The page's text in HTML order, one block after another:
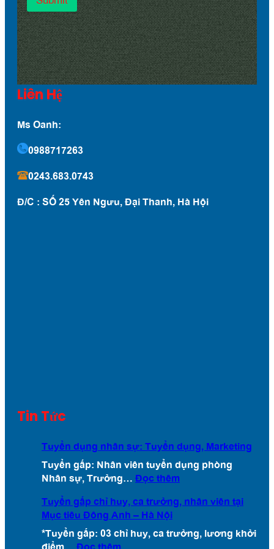
Liên Hệ
Ms Oanh:
0988717263
0243.683.0743
Đ/C : SỐ 25 Yên Ngưu, Đại Thanh, Hà Hội
Tin Tức
Tuyển dụng nhân sự: Tuyển dụng, Marketing
Tuyển gấp: Nhân viên tuyển dụng phòng
Nhân sự, Trưởng… Đọc thêm
u
ể
Tuyển gấp chỉ huy, ca trưởng, nhân viên tại
Mục tiêu Đông Anh – Hà Nội
*Tuyển gấp: 03 chỉ huy, ca trưởng, lương khởi
điểm… Đọc thêm